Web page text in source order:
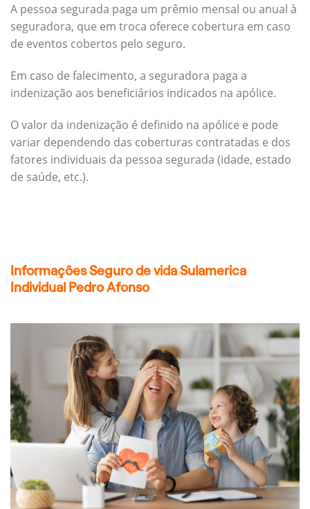
A pessoa segurada paga um prêmio mensal ou anual à
seguradora, que em troca oferece cobertura em caso
de eventos cobertos pelo seguro.
Em caso de falecimento, a seguradora paga a
indenização aos beneficiários indicados na apólice.
O valor da indenização é definido na apólice e pode
variar dependendo das coberturas contratadas e dos
fatores individuais da pessoa segurada (idade, estado
de saúde, etc.).
Informações Seguro de vida Sulamerica
Individual Pedro Afonso